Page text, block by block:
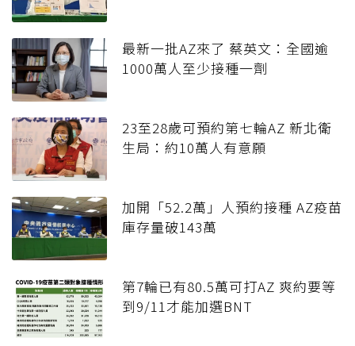
最新一批AZ來了 蔡英文：全國逾
1000萬人至少接種一劑
23至28歲可預約第七輪AZ 新北衛
生局：約10萬人有意願
加開「52.2萬」人預約接種 AZ疫苗
庫存量破143萬
第7輪已有80.5萬可打AZ 爽約要等
到9/11才能加選BNT